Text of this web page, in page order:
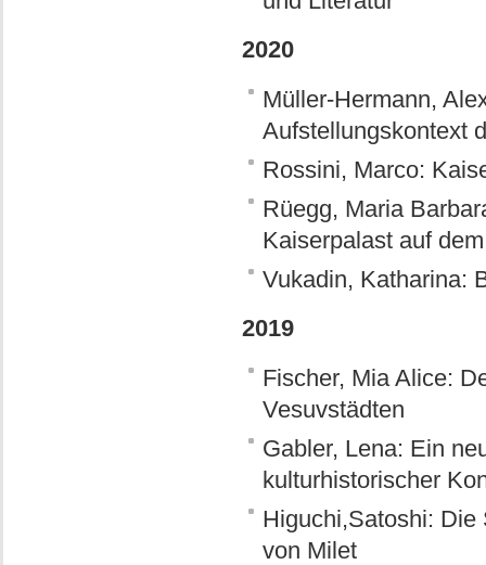
2020
Müller-Hermann,
Aufstellungskontext
Rossini, Marco:
Rüegg, Maria
Kaiserpalast auf
Vukadin, Katharina:
2019
Fischer, Mia Alice:
Vesuvstädten
Gabler, Lena: Ein
kulturhistorischer
Higuchi,Satoshi: Die
von Milet